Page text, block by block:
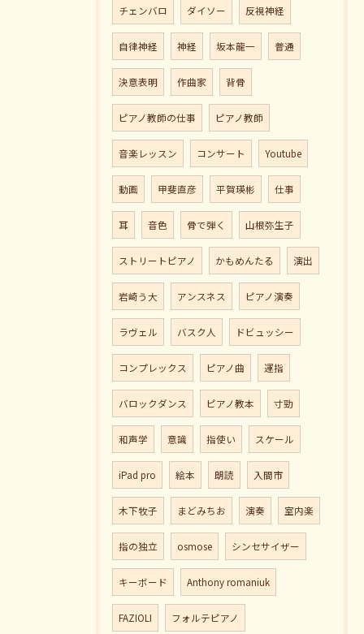
チェンバロ ダイソー 反視神経
自律神経 神経 坂本龍一 普通
決意表明 作曲家 背骨
ピアノ教師の仕事 ピアノ教師
音楽レッスン コンサート Youtube
動画 甲斐直彦 平賀瑛彬 仕事
耳 音色 骨で弾く 山根弥生子
ストリートピアノ かもめんたる 演出
岩崎う大 アンスネス ピアノ演奏
ラヴェル バスク人 ドビュッシー
コンプレックス ピアノ曲 運指
バロックダンス ピアノ教本 寸勁
和声学 意識 指使い スケール
iPad pro 絵本 朗読 入間市
木下牧子 まどみちお 演奏 室内楽
指の独立 osmose シンセサイザー
キーボード Anthony romaniuk
FAZIOLI フォルテピアノ